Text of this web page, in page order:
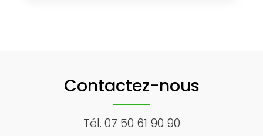
Contactez-nous
Tél. 07 50 61 90 90